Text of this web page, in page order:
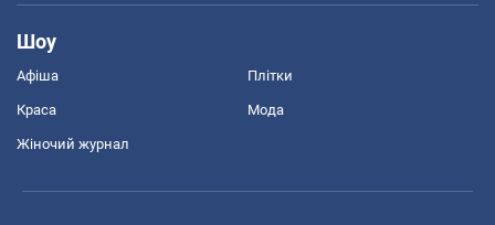
Шоу
Афіша Плітки
Краса Мода
Жіночий журнал